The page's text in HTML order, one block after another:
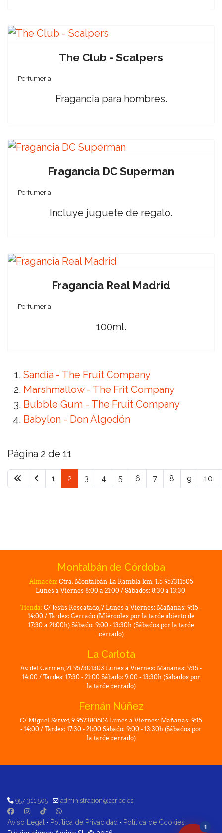
The Club - Scalpers
Perfumería
Fragancia para hombres.
Fragancia DC Superman
Perfumería
Incluye juguete de regalo.
Fragancia Real Madrid
Perfumería
100ml.
Sandía - The Fruit Company
Marshmallow - The Frit Company
Bubble Gum - The Fruit Company
Babylon - Don Algodón
Página 2 de 11
1 2 3 4 5 6 7 8 9 10
Montalbán de Córdoba
Almacén: Ctra. Montalbán-La Rambla km. 1.5 957311505
Lunes a Viernes 8:00 a 21:00 / Sábados: 8:30 a 13:30
Tienda: C/ Jesús Rescatado, 7 Lunes a Viernes: Mañanas: 9:15 -
14:00 / Tardes: Cerrado (Miércoles por la tarde abierto de
17:30 a 21:00h) Sábado: 9:00 - 13:30h (Sábados por la tarde
cerrado)
La Carlota
Av. del Carmen, 21 957301303 Lunes a Viernes: Mañanas: 9:15 -
14:00 / Tardes: 17:30 - 21:00 Sábado: 9:00 - 13:30h (Sábados por
la tarde cerrado)
Fernán Núñez
C/ Miguel Servet, 9 957380604 Lunes a Viernes: Mañanas: 9:15
- 14:00 / Tardes: 17:30 - 21:00 Sábado: 9:00 - 13:30h (Sábados por
la tarde cerrado)
957 311 505 administracion@acrioc.es
Aviso Legal · Política de Privacidad · Política de Cookies
1